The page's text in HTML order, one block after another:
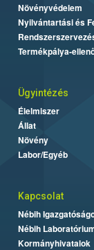
Növényvédelem
Nyilvántartási és
Termékpálya-
Ügyintézés
Élelmiszer
Állat
Növény
Labor/Egyéb
Kapcsolat
Nébih
Nébih
Kormányhivatalok